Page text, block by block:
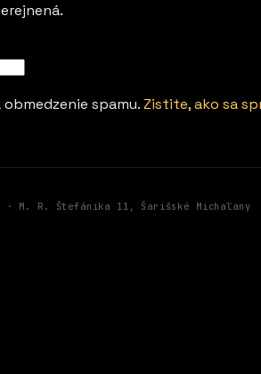
spamu.Zistite, ako sa
· M. R. Štefánika 11, Šarišské Michaľany